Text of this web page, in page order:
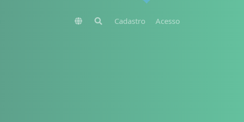
Cadastro Acesso